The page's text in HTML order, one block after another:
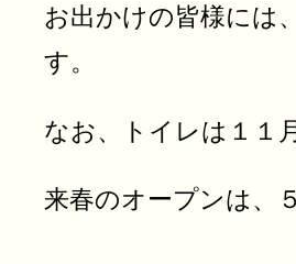
お出かけの皆様には
す。
なお、トイレは１１
来春のオープンは、